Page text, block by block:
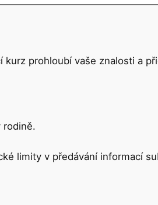
kurz prohloubí vaše znalosti a
rodině.
limity v předávání informací